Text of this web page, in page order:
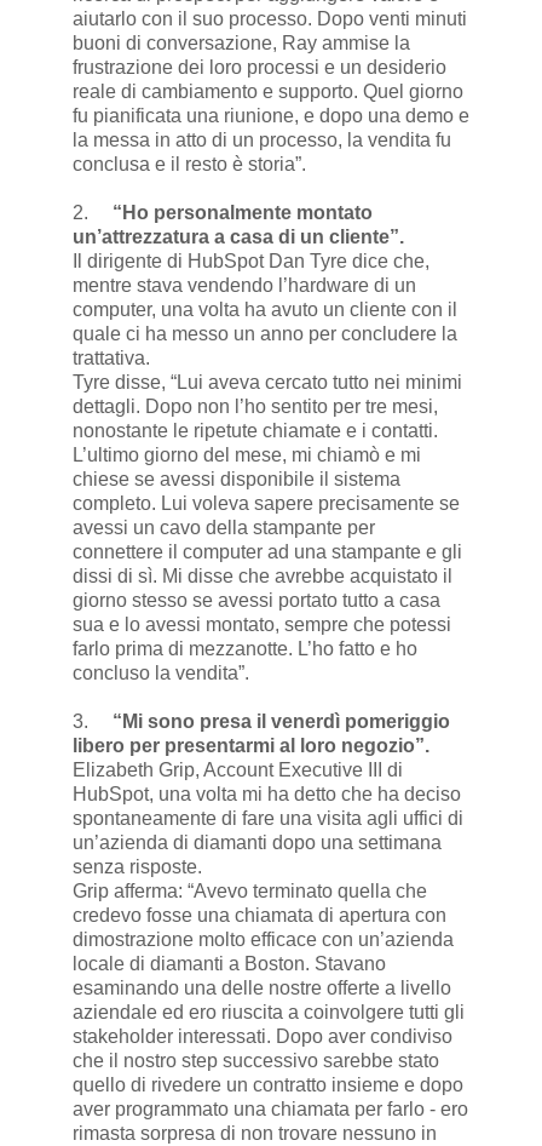
aiutarlo con il suo processo. Dopo venti minuti
buoni di conversazione, Ray ammise la
frustrazione dei loro processi e un desiderio
reale di cambiamento e supporto. Quel giorno
fu pianificata una riunione, e dopo una demo e
la messa in atto di un processo, la vendita fu
conclusa e il resto è storia”.
2. “Ho personalmente montato
un’attrezzatura a casa di un cliente”.
Il dirigente di HubSpot Dan Tyre dice che,
mentre stava vendendo l’hardware di un
computer, una volta ha avuto un cliente con il
quale ci ha messo un anno per concludere la
trattativa.
Tyre disse, “Lui aveva cercato tutto nei minimi
dettagli. Dopo non l’ho sentito per tre mesi,
nonostante le ripetute chiamate e i contatti.
L’ultimo giorno del mese, mi chiamò e mi
chiese se avessi disponibile il sistema
completo. Lui voleva sapere precisamente se
avessi un cavo della stampante per
connettere il computer ad una stampante e gli
dissi di sì. Mi disse che avrebbe acquistato il
giorno stesso se avessi portato tutto a casa
sua e lo avessi montato, sempre che potessi
farlo prima di mezzanotte. L’ho fatto e ho
concluso la vendita”.
3. “Mi sono presa il venerdì pomeriggio
libero per presentarmi al loro negozio”.
Elizabeth Grip, Account Executive III di
HubSpot, una volta mi ha detto che ha deciso
spontaneamente di fare una visita agli uffici di
un’azienda di diamanti dopo una settimana
senza risposte.
Grip afferma: “Avevo terminato quella che
credevo fosse una chiamata di apertura con
dimostrazione molto efficace con un’azienda
locale di diamanti a Boston. Stavano
esaminando una delle nostre offerte a livello
aziendale ed ero riuscita a coinvolgere tutti gli
stakeholder interessati. Dopo aver condiviso
che il nostro step successivo sarebbe stato
quello di rivedere un contratto insieme e dopo
aver programmato una chiamata per farlo - ero
rimasta sorpresa di non trovare nessuno in